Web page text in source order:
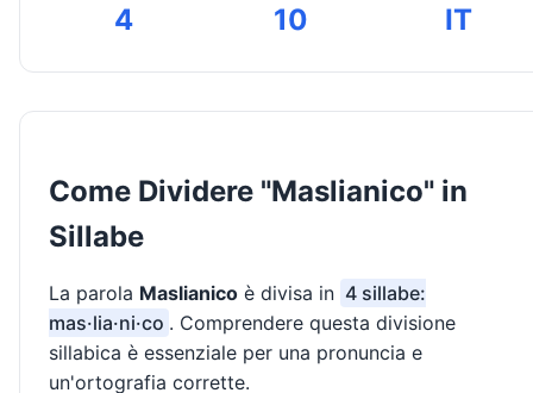
4 10 IT
Come Dividere "Maslianico" in
Sillabe
La parola Maslianico è divisa in 4 sillabe:
mas·lia·ni·co . Comprendere questa divisione
sillabica è essenziale per una pronuncia e
un'ortografia corrette.